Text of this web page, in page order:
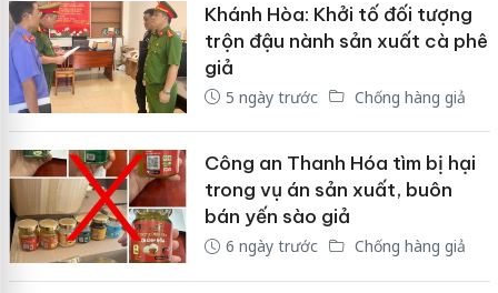
Khánh Hòa: Khởi tố đối tượng
trộn đậu nành sản xuất cà phê
giả
5 ngày trước Chống hàng giả
Công an Thanh Hóa tìm bị hại
trong vụ án sản xuất, buôn
bán yến sào giả
6 ngày trước Chống hàng giả